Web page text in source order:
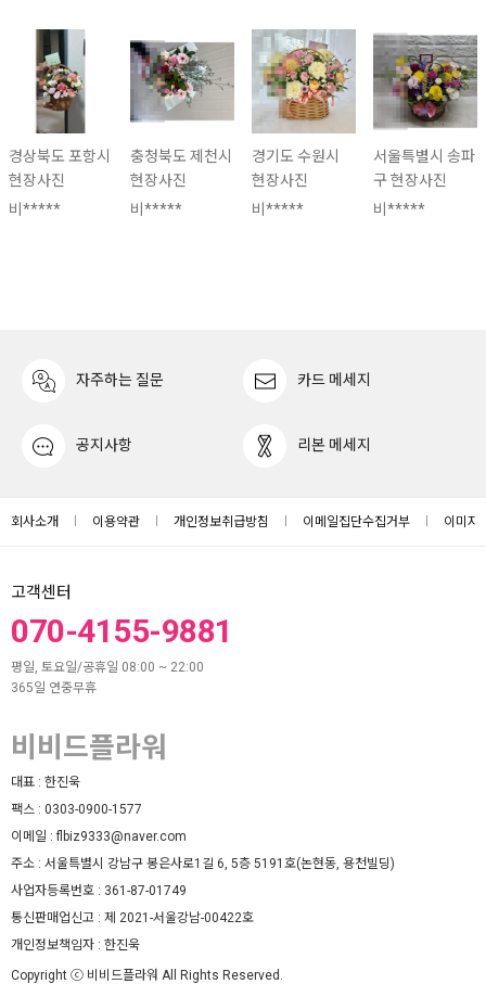
경상북도 포항시
현장사진
비*****
충청북도 제천시
현장사진
비*****
경기도 수원시
현장사진
비*****
서울특별시 송파
구 현장사진
비*****
자주하는 질문
공지사항
카드 메세지
리본 메세지
회사소개 이용약관 개인정보취급방침 이메일집단수집거부 이미지
고객센터
070-4155-9881
평일, 토요일/공휴일 08:00 ~ 22:00
365일 연중무휴
비비드플라워
대표 : 한진욱
팩스 : 0303-0900-1577
이메일 :flbiz9333@naver.com
주소 : 서울특별시 강남구 봉은사로1길 6, 5층 5191호(논현동, 용천빌딩)
사업자등록번호 : 361-87-01749
통신판매업신고 : 제 2021-서울강남-00422호
개인정보책임자 : 한진욱
Copyright ⓒ 비비드플라워 All Rights Reserved.